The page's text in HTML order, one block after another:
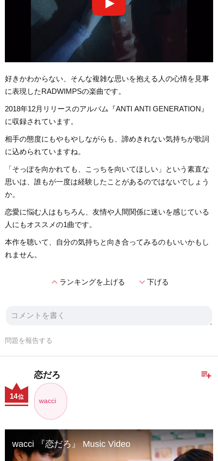
好きかわからない、そんな複雑な思いを抱える人の心情を見事
に表現したRADWIMPSの楽曲です。
2018年12月リリースのアルバム『ANTI ANTI GENERATION』
に収録されています。
相手の態度にもやもやしながらも、諦めきれない気持ちが歌詞
に込められていますね。
「そっぽを向かれても、こっちを向いてほしい」という素直な
思いは、誰もが一度は経験したことがあるのではないでしょう
か。
恋愛に悩む人はもちろん、友情や人間関係に迷いを感じている
人にもオススメの1曲です。
本作を聴いて、自分の気持ちと向き合ってみるのもいいかもし
れません。
expand_lessランキングを上げる expand_more下げる
問題を報告する
playlist_add
恋だろ
wacci
14位
wacci 『恋だろ』 Music Video